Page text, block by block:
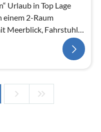
Urlaub in Top Lage
einem 2-Raum